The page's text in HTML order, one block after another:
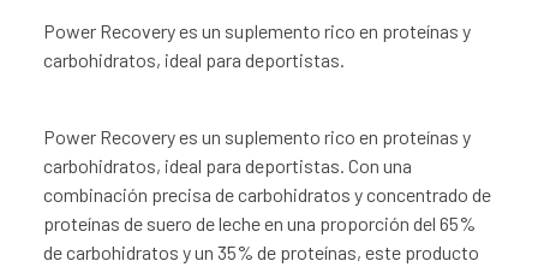
Power Recovery es un suplemento rico en proteínas y
carbohidratos, ideal para deportistas.
Power Recovery es un suplemento rico en proteínas y
carbohidratos, ideal para deportistas. Con una
combinación precisa de carbohidratos y concentrado de
proteínas de suero de leche en una proporción del 65%
de carbohidratos y un 35% de proteínas, este producto